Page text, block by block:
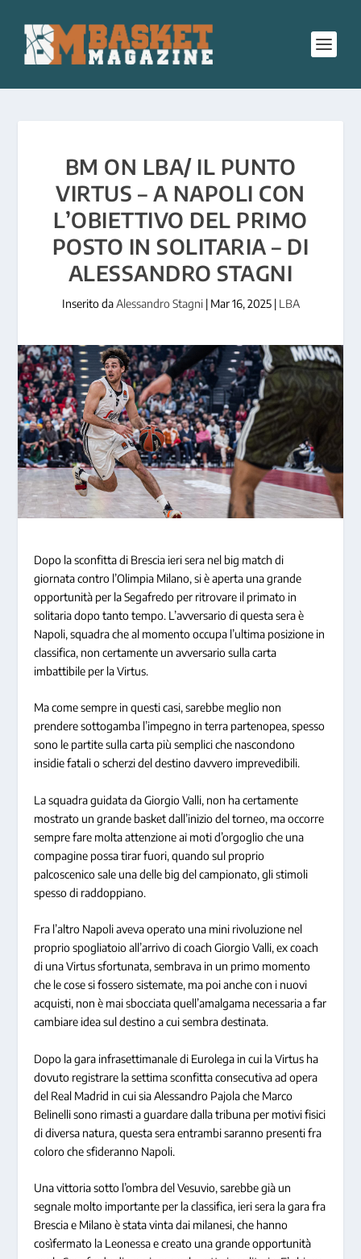
BM ON LBA/ IL PUNTO
VIRTUS – A NAPOLI CON
L’OBIETTIVO DEL PRIMO
POSTO IN SOLITARIA – DI
ALESSANDRO STAGNI
Inserito daAlessandro Stagni| Mar 16, 2025| LBA
Dopo la sconfitta di Brescia ieri sera nel big match di
giornata contro l’Olimpia Milano, si è aperta una grande
opportunità per la Segafredo per ritrovare il primato in
solitaria dopo tanto tempo. L’avversario di questa sera è
Napoli, squadra che al momento occupa l’ultima posizione in
classifica, non certamente un avversario sulla carta
imbattibile per la Virtus.
Ma come sempre in questi casi, sarebbe meglio non
prendere sottogamba l’impegno in terra partenopea, spesso
sono le partite sulla carta più semplici che nascondono
insidie fatali o scherzi del destino davvero imprevedibili.
La squadra guidata da Giorgio Valli, non ha certamente
mostrato un grande basket dall’inizio del torneo, ma occorre
sempre fare molta attenzione ai moti d’orgoglio che una
compagine possa tirar fuori, quando sul proprio
palcoscenico sale una delle big del campionato, gli stimoli
spesso di raddoppiano.
Fra l’altro Napoli aveva operato una mini rivoluzione nel
proprio spogliatoio all’arrivo di coach Giorgio Valli, ex coach
di una Virtus sfortunata, sembrava in un primo momento
che le cose si fossero sistemate, ma poi anche con i nuovi
acquisti, non è mai sbocciata quell’amalgama necessaria a far
cambiare idea sul destino a cui sembra destinata.
Dopo la gara infrasettimanale di Eurolega in cui la Virtus ha
dovuto registrare la settima sconfitta consecutiva ad opera
del Real Madrid in cui sia Alessandro Pajola che Marco
Belinelli sono rimasti a guardare dalla tribuna per motivi fisici
di diversa natura, questa sera entrambi saranno presenti fra
coloro che sfideranno Napoli.
Una vittoria sotto l’ombra del Vesuvio, sarebbe già un
segnale molto importante per la classifica, ieri sera la gara fra
Brescia e Milano è stata vinta dai milanesi, che hanno
cosìfermato la Leonessa e creato una grande opportunità